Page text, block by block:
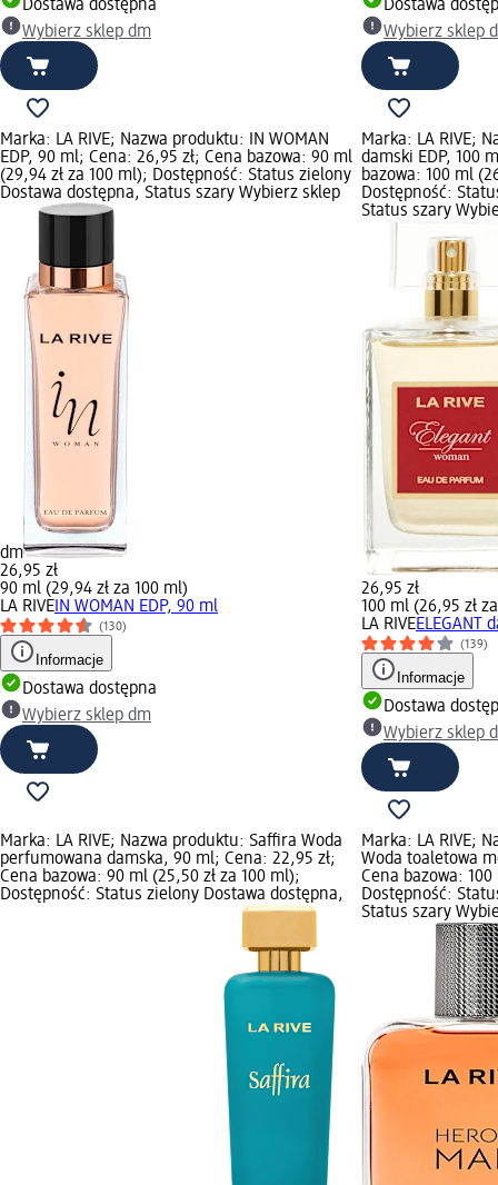
Dostawa dostępna
Wybierz sklep dm
Dostawa
Wybierz sklep
Marka: LA RIVE; Nazwa produktu: IN WOMAN
EDP, 90 ml; Cena: 26,95 zł; Cena bazowa: 90 ml
(29,94 zł za 100 ml); Dostępność: Status zielony
Dostawa dostępna, Status szary Wybierz sklep
dm
26,95 zł
90 ml (29,94 zł za 100 ml)
LA RIVE IN WOMAN EDP, 90 ml
(130)
Informacje
Dostawa dostępna
Wybierz sklep dm
Marka: LA RIVE;
damski EDP, 100
bazowa: 100 ml
Dostępność:
Status szary
26,95 zł
100 ml (26,95 zł
LA RIVEELEGANT
(139)
Informacje
Dostawa
Wybierz sklep
Marka: LA RIVE; Nazwa produktu: Saffira Woda
perfumowana damska, 90 ml; Cena: 22,95 zł;
Cena bazowa: 90 ml (25,50 zł za 100 ml);
Dostępność: Status zielony Dostawa dostępna,
Marka: LA RIVE;
Woda toaletowa
Cena bazowa:
Dostępność:
Status szary